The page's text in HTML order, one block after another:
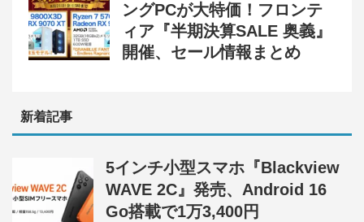
ングPCが大特価！フロンテ
ィア『半期決算SALE 奥義』
開催、セール情報まとめ
新着記事
5インチ小型スマホ『Blackview
WAVE 2C』発売、Android 16
Go搭載で1万3,400円